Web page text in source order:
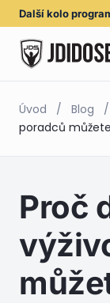
Další kolo
Úvod / Blog /
poradců
Proč